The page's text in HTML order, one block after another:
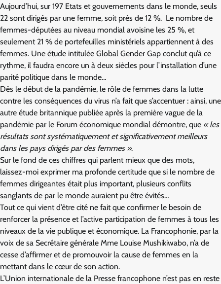
Aujourd’hui, sur 197 Etats et gouvernements dans le monde, seuls
22 sont dirigés par une femme, soit près de 12 %. Le nombre de
femmes-députées au niveau mondial avoisine les 25 %, et
seulement 21 % de portefeuilles ministériels appartiennent à des
femmes. Une étude intitulée Global Gender Gap conclut qu’à ce
rythme, il faudra encore un à deux siècles pour l’installation d’une
parité politique dans le monde…
Dès le début de la pandémie, le rôle de femmes dans la lutte
contre les conséquences du virus n’a fait que s’accentuer : ainsi, une
autre étude britannique publiée après la première vague de la
pandémie par le Forum économique mondial démontre, que « les
résultats sont systématiquement et significativement meilleurs
dans les pays dirigés par des femmes ».
Sur le fond de ces chiffres qui parlent mieux que des mots,
laissez-moi exprimer ma profonde certitude que si le nombre de
femmes dirigeantes était plus important, plusieurs conflits
sanglants de par le monde auraient pu être évités…
Tout ce qui vient d’être cité ne fait que confirmer le besoin de
renforcer la présence et l’active participation de femmes à tous les
niveaux de la vie publique et économique. La Francophonie, par la
voix de sa Secrétaire générale Mme Louise Mushikiwabo, n’a de
cesse d’affirmer et de promouvoir la cause de femmes en la
mettant dans le cœur de son action.
L’Union internationale de la Presse francophone n’est pas en reste